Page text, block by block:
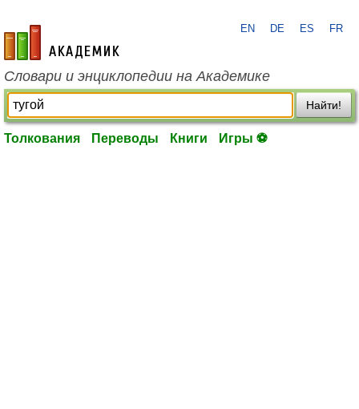
academic.ru
EN DE ES FR
Словари и энциклопедии на Академике
Найти!
Толкования Переводы Книги Игры ⚽